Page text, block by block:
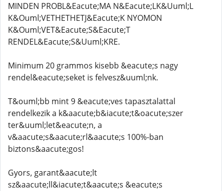
MINDEN PROBL&Eacute;MA N&Eacute;LK&Uuml;L
K&Ouml;VETHETHETJ&Eacute;K NYOMON
K&Ouml;VET&Eacute;S&Eacute;T
RENDEL&Eacute;S&Uuml;KRE.
Minimum 20 grammos kisebb &eacute;s nagy
rendel&eacute;seket is felvesz&uuml;nk.
T&ouml;bb mint 9 &eacute;ves tapasztalattal
rendelkezik a k&aacute;b&iacute;t&oacute;szer
ter&uuml;let&eacute;n, a
v&aacute;s&aacute;rl&aacute;s 100%-ban
biztons&aacute;gos!
Gyors, garant&aacute;lt
sz&aacute;ll&iacute;t&aacute;s &eacute;s